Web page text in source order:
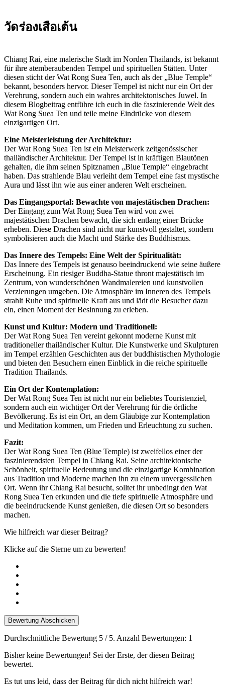
วัดร่องเสือเต้น
Chiang Rai, eine malerische Stadt im Norden Thailands, ist bekannt
für ihre atemberaubenden Tempel und spirituellen Stätten. Unter
diesen sticht der Wat Rong Suea Ten, auch als der „Blue Temple“
bekannt, besonders hervor. Dieser Tempel ist nicht nur ein Ort der
Verehrung, sondern auch ein wahres architektonisches Juwel. In
diesem Blogbeitrag entführe ich euch in die faszinierende Welt des
Wat Rong Suea Ten und teile meine Eindrücke von diesem
einzigartigen Ort.
Eine Meisterleistung der Architektur:
Der Wat Rong Suea Ten ist ein Meisterwerk zeitgenössischer
thailändischer Architektur. Der Tempel ist in kräftigen Blautönen
gehalten, die ihm seinen Spitznamen „Blue Temple“ eingebracht
haben. Das strahlende Blau verleiht dem Tempel eine fast mystische
Aura und lässt ihn wie aus einer anderen Welt erscheinen.
Das Eingangsportal: Bewachte von majestätischen Drachen:
Der Eingang zum Wat Rong Suea Ten wird von zwei
majestätischen Drachen bewacht, die sich entlang einer Brücke
erheben. Diese Drachen sind nicht nur kunstvoll gestaltet, sondern
symbolisieren auch die Macht und Stärke des Buddhismus.
Das Innere des Tempels: Eine Welt der Spiritualität:
Das Innere des Tempels ist genauso beeindruckend wie seine äußere
Erscheinung. Ein riesiger Buddha-Statue thront majestätisch im
Zentrum, von wunderschönen Wandmalereien und kunstvollen
Verzierungen umgeben. Die Atmosphäre im Inneren des Tempels
strahlt Ruhe und spirituelle Kraft aus und lädt die Besucher dazu
ein, einen Moment der Besinnung zu erleben.
Kunst und Kultur: Modern und Traditionell:
Der Wat Rong Suea Ten vereint gekonnt moderne Kunst mit
traditioneller thailändischer Kultur. Die Kunstwerke und Skulpturen
im Tempel erzählen Geschichten aus der buddhistischen Mythologie
und bieten den Besuchern einen Einblick in die reiche spirituelle
Tradition Thailands.
Ein Ort der Kontemplation:
Der Wat Rong Suea Ten ist nicht nur ein beliebtes Touristenziel,
sondern auch ein wichtiger Ort der Verehrung für die örtliche
Bevölkerung. Es ist ein Ort, an dem Gläubige zur Kontemplation
und Meditation kommen, um Frieden und Erleuchtung zu suchen.
Fazit:
Der Wat Rong Suea Ten (Blue Temple) ist zweifellos einer der
faszinierendsten Tempel in Chiang Rai. Seine architektonische
Schönheit, spirituelle Bedeutung und die einzigartige Kombination
aus Tradition und Moderne machen ihn zu einem unvergesslichen
Ort. Wenn ihr Chiang Rai besucht, solltet ihr unbedingt den Wat
Rong Suea Ten erkunden und die tiefe spirituelle Atmosphäre und
die beeindruckende Kunst genießen, die diesen Ort so besonders
machen.
Wie hilfreich war dieser Beitrag?
Klicke auf die Sterne um zu bewerten!
Bewertung Abschicken
Durchschnittliche Bewertung 5 / 5. Anzahl Bewertungen: 1
Bisher keine Bewertungen! Sei der Erste, der diesen Beitrag
bewertet.
Es tut uns leid, dass der Beitrag für dich nicht hilfreich war!